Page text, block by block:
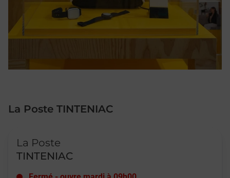
La Poste TINTENIAC
La Poste
TINTENIAC